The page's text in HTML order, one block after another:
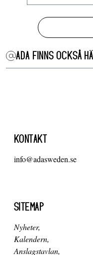
ADA FINNS OCKSÅ
KONTAKT
info@adasweden.se
SITEMAP
Nyheter
Kalendern
Anslagstavlan